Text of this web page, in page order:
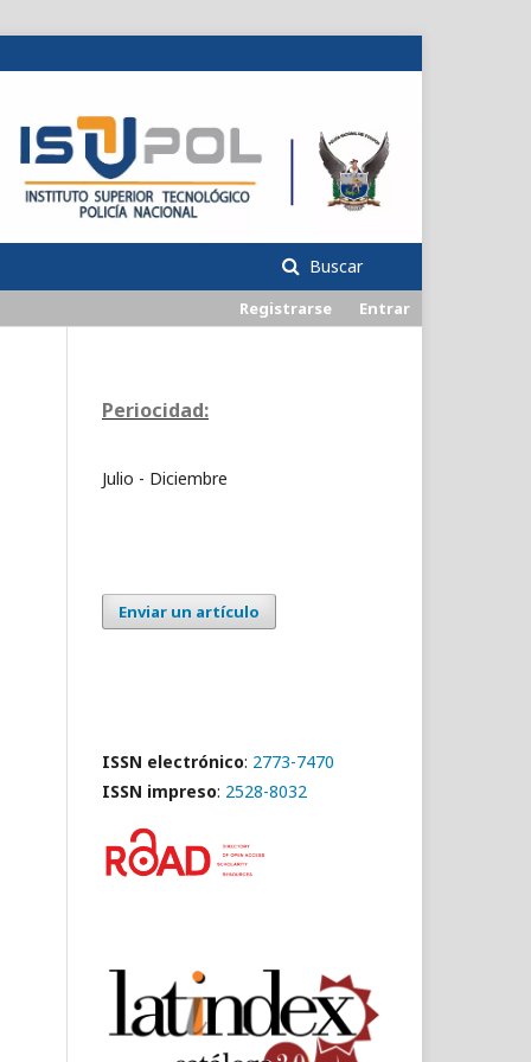
Buscar
Registrarse Entrar
Periocidad:
Julio - Diciembre
Enviar un artículo
ISSN electrónico: 2773-7470
ISSN impreso: 2528-8032